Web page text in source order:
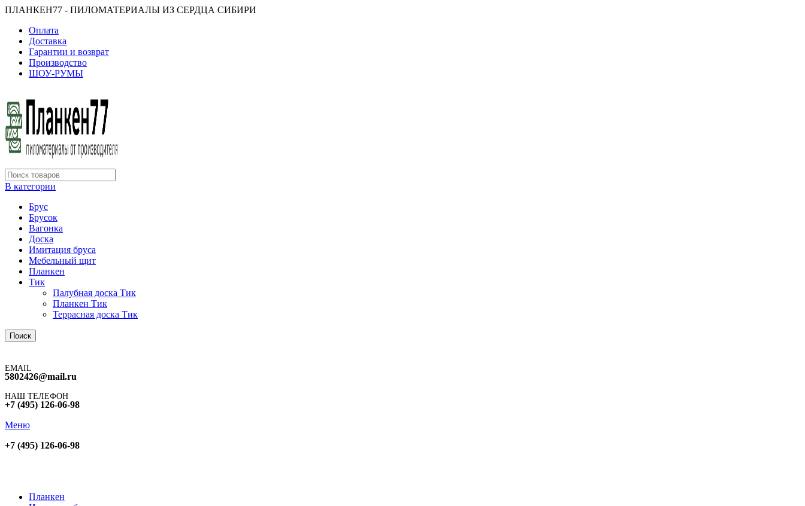
ПЛАНКЕН77 - ПИЛОМАТЕРИАЛЫ ИЗ СЕРДЦА СИБИРИ
Оплата
Доставка
Гарантии и возврат
Производство
ШОУ-РУМЫ
В категории
Брус
Брусок
Вагонка
Доска
Имитация бруса
Мебельный щит
Планкен
Тик
Палубная доска Тик
Планкен Тик
Террасная доска Тик
Поиск
EMAIL
5802426@mail.ru
НАШ ТЕЛЕФОН
+7 (495) 126-06-98
Меню
+7 (495) 126-06-98
Планкен